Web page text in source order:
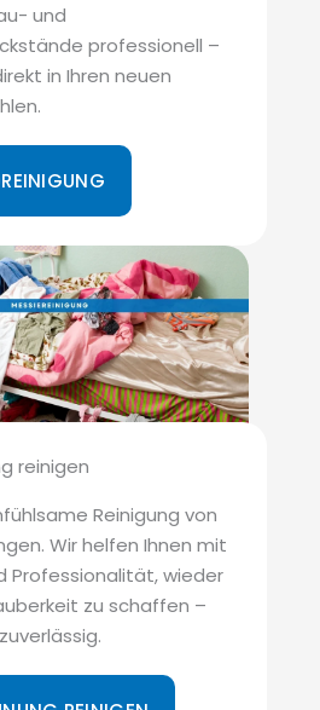
und
professionell –
in Ihren neuen
reinigen
Reinigung von
Wir helfen Ihnen mit
Professionalität, wieder
zu schaffen –